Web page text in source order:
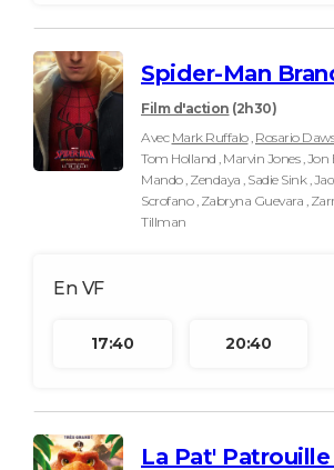
Spider-Man
Film d'action (2h30)
Avec Mark Ruffalo, Rosario
Tom Holland , Marvin Jones ,
Mando , Zendaya , Sadie Sink ,
Scrofano , Zabryna Guevara ,
Tillman
17:40 20:40
La Pat'